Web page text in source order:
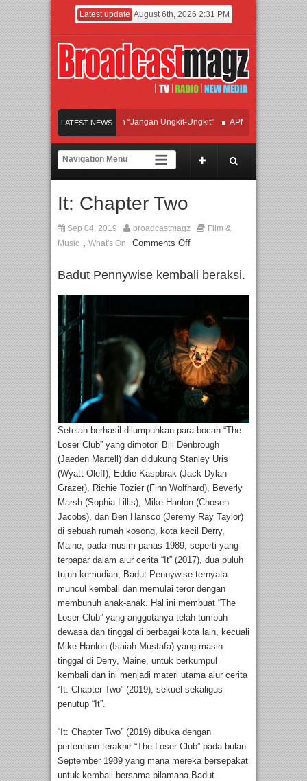
Latest update August 6th, 2026 2:31 PM
LATEST NEWS
Hadirkan Hipdut Modern “Jangan Ungkit-Ungkit” APMF 2026 Dorong
Perpaduan Warisan Dan Semangat Lokal, BIRKENSTOCK INDONESIA
Orchestra Presents The Beatles & Queen – feat. Marcello Tahitoe dan Sandhy
It: Chapter Two
Sep 04, 2019 broadcastmagz
Film &
Music , What's On Comments Off
Badut Pennywise kembali beraksi.
Setelah berhasil dilumpuhkan para bocah “The
Loser Club” yang dimotori Bill Denbrough
(Jaeden Martell) dan didukung Stanley Uris
(Wyatt Oleff), Eddie Kaspbrak (Jack Dylan
Grazer), Richie Tozier (Finn Wolfhard), Beverly
Marsh (Sophia Lillis), Mike Hanlon (Chosen
Jacobs), dan Ben Hansco (Jeremy Ray Taylor)
di sebuah rumah kosong, kota kecil Derry,
Maine, pada musim panas 1989, seperti yang
terpapar dalam alur cerita “It” (2017), dua puluh
tujuh kemudian, Badut Pennywise ternyata
muncul kembali dan memulai teror dengan
membunuh anak-anak. Hal ini membuat “The
Loser Club” yang anggotanya telah tumbuh
dewasa dan tinggal di berbagai kota lain, kecuali
Mike Hanlon (Isaiah Mustafa) yang masih
tinggal di Derry, Maine, untuk berkumpul
kembali dan ini menjadi materi utama alur cerita
“It: Chapter Two” (2019), sekuel sekaligus
penutup “It”.
“It: Chapter Two” (2019) dibuka dengan
pertemuan terakhir “The Loser Club” pada bulan
September 1989 yang mana mereka bersepakat
untuk kembali bersama bilamana Badut